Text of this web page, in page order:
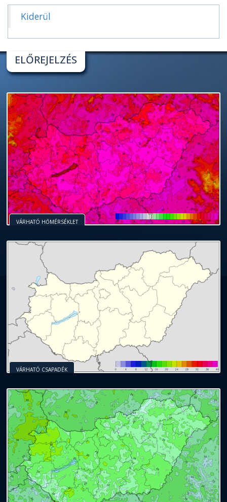
Kiderül
ELŐREJELZÉS
VÁRHATÓ HŐMÉRSÉKLET
VÁRHATÓ CSAPADÉK